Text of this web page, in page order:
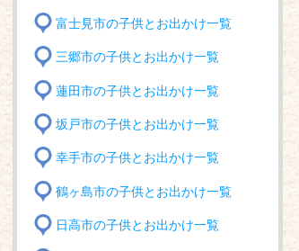
富士見市の子供とお出かけ一覧
三郷市の子供とお出かけ一覧
蓮田市の子供とお出かけ一覧
坂戸市の子供とお出かけ一覧
幸手市の子供とお出かけ一覧
鶴ヶ島市の子供とお出かけ一覧
日高市の子供とお出かけ一覧